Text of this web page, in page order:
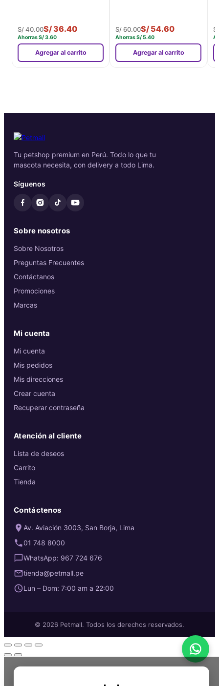
S/40.00S/ 36.40
AhorrasS/3.60
Agregar al carrito
S/60.00S/ 54.60
AhorrasS/5.40
Agregar al carrito
S/
Tu petshop premium en Perú. Todo lo que tu
mascota necesita, con delivery a todo Lima.
Síguenos
Sobre nosotros
Sobre Nosotros
Preguntas Frecuentes
Contáctanos
Promociones
Marcas
Mi cuenta
Mi cuenta
Mis pedidos
Mis direcciones
Crear cuenta
Recuperar contraseña
Atención al cliente
Lista de deseos
Carrito
Tienda
Contáctenos
Av. Aviación 3003, San Borja, Lima
01 748 8000
WhatsApp: 967 724 676
tienda@petmall.pe
Lun – Dom: 7:00 am a 22:00
© 2026 Petmall. Todos los derechos reservados.